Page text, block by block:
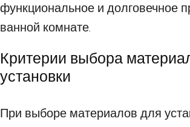
функциональное и долговечное
ванной комнате.
Критерии выбора
установки
При выборе материалов для